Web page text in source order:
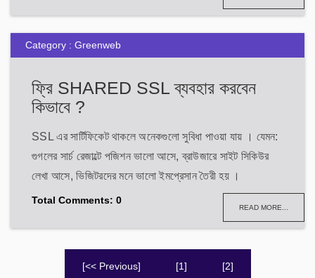
Category : Greenweb
ফ্রি SHARED SSL ব্যবহার করবেন
কিভাবে ?
SSL এর সার্টিফিকেট থাকলে অনেকগুলো সুবিধা পাওয়া যায় । যেমন:
গুগলের সার্চ রেজাল্টে পজিশন ভালো আসে, ব্রাউজারে সাইট সিকিউর
লেখা আসে, ভিজিটরদের মনে ভালো ইমপ্রেসান তৈরী হয় ।
Total Comments: 0
READ MORE...
[<< Previous] [1] [2]